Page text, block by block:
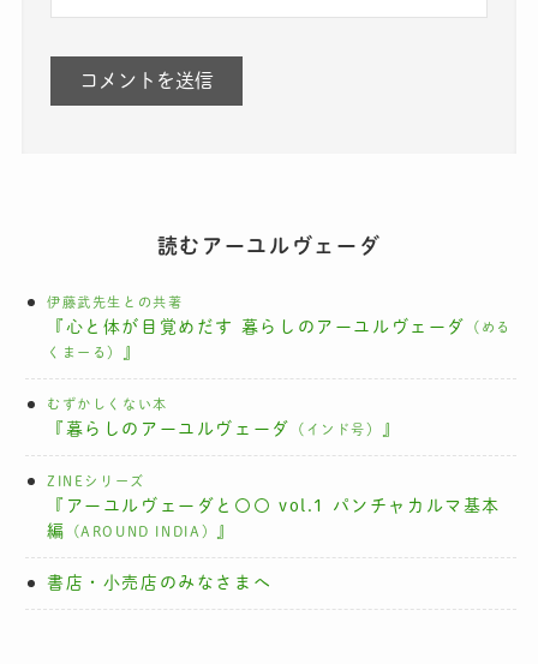
読むアーユルヴェーダ
伊藤武先生との共著
『心と体が目覚めだす 暮らしのアーユルヴェーダ
（める
くまーる）
』
むずかしくない本
『暮らしのアーユルヴェーダ （インド号） 』
ZINEシリーズ
『アーユルヴェーダと〇〇 vol.1 パンチャカルマ基本
編
（AROUND INDIA） 』
書店・小売店のみなさまへ